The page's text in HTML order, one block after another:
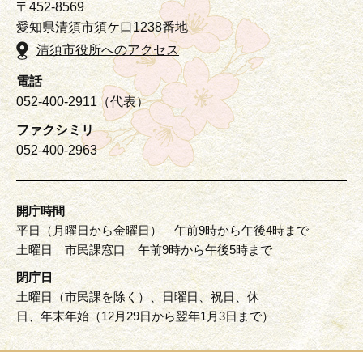
〒452-8569
愛知県清須市須ケ口1238番地
清須市役所へのアクセス
電話
052-400-2911（代表）
ファクシミリ
052-400-2963
開庁時間
平日（月曜日から金曜日） 午前9時から午後4時まで
土曜日 市民課窓口 午前9時から午後5時まで
閉庁日
土曜日（市民課を除く）、日曜日、祝日、休
日、年末年始（12月29日から翌年1月3日まで）